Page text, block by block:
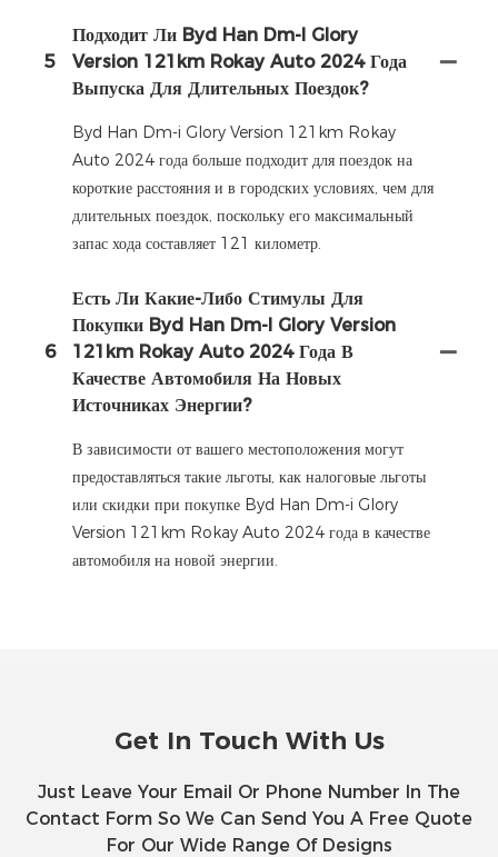
5
Подходит Ли Byd Han Dm-I Glory
Version 121km Rokay Auto 2024 Года
Выпуска Для Длительных Поездок?
Byd Han Dm-i Glory Version 121km Rokay
Auto 2024 года больше подходит для поездок на
короткие расстояния и в городских условиях, чем для
длительных поездок, поскольку его максимальный
запас хода составляет 121 километр.
6
Есть Ли Какие-Либо Стимулы Для
Покупки Byd Han Dm-I Glory Version
121km Rokay Auto 2024 Года В
Качестве Автомобиля На Новых
Источниках Энергии?
В зависимости от вашего местоположения могут
предоставляться такие льготы, как налоговые льготы
или скидки при покупке Byd Han Dm-i Glory
Version 121km Rokay Auto 2024 года в качестве
автомобиля на новой энергии.
Get In Touch With Us
Just Leave Your Email Or Phone Number In The
Contact Form So We Can Send You A Free Quote
For Our Wide Range Of Designs